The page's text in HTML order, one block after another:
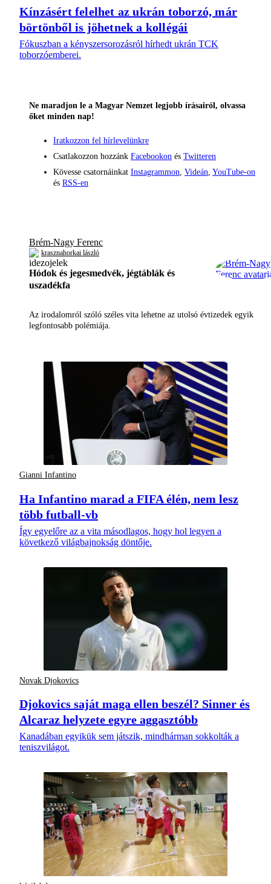
Kínzásért felelhet az ukrán toborzó, már
börtönből is jöhetnek a kollégái
Fókuszban a kényszersorozásról hírhedt ukrán TCK
toborzóemberei.
Ne maradjon le a Magyar Nemzet legjobb írásairól, olvassa
őket minden nap!
Iratkozzon fel hírlevelünkre
Csatlakozzon hozzánk Facebookon és Twitteren
Kövesse csatornáinkat Instagrammon, Videán, YouTube-on
és RSS-en
Brém-Nagy Ferenc
krasznahorkai lászló
Hódok és jegesmedvék, jégtáblák és
uszadékfa
Az irodalomról szóló széles vita lehetne az utolsó évtizedek egyik
legfontosabb polémiája.
Gianni Infantino
Ha Infantino marad a FIFA élén, nem lesz
több futball-vb
Így egyelőre az a vita másodlagos, hogy hol legyen a
következő világbajnokság döntője.
Novak Djokovics
Djokovics saját maga ellen beszél? Sinner és
Alcaraz helyzete egyre aggasztóbb
Kanadában egyikük sem játszik, mindhárman sokkolták a
teniszvilágot.